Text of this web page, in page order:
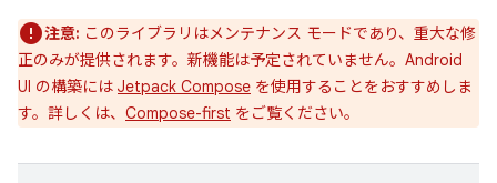
注意: このライブラリはメンテナンス モードであり、重大な修
正のみが提供されます。新機能は予定されていません。Android
UI の構築には Jetpack Compose を使用することをおすすめしま
す。詳しくは、 Compose-first をご覧ください。